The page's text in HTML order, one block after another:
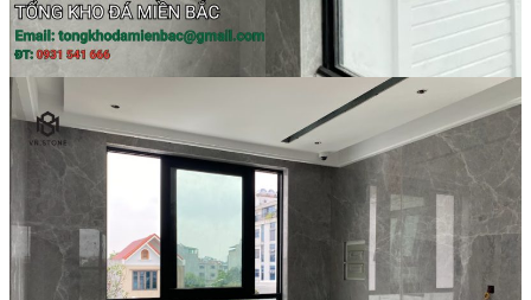
Tranh đá
Tranh Đá Marble Đối Xứng
Tranh Đá Thạch Anh Đối Xứng
Tranh Đá Sơn Thủy Xuyên Sáng
Tranh Đá Granite Đối Xứng
Tranh Đá Xuyên Sáng Onyx
Đá Nội Thất
Chậu Lavabo Đá